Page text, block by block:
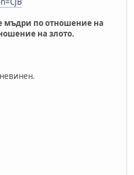
мъдри по отношение на
на злото.